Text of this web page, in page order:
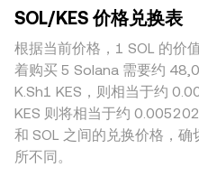
价。技术层面，永续合约资金
期权到期前后的仓位重置、链
鱼”）转账与集中挂单，都会
的 conversion rate 在基本面
解为池中两种资产储备之比 y/
报价与套利路径产生影响，并
接反馈到中心化平台的 SOL/
形成溢价或折价，例如针对
通道的限制、以及肯尼亚本地
都会改变以 KES 计价的交易
价中。在实际定价路径上，很
SOL/USD 形成主价格，再通
价折算为 SOL/KES，因此
“基差”）会传导到最终显示
所套利能在一定程度上抹平价
SOL/KES 价格兑换表
根据当前价格，1 SOL 的价
着购买 5 Solana 需要约
K.Sh1 KES，则相当于约
KES 则将相当于约
和 SOL 之间的兑换价格，
所不同。